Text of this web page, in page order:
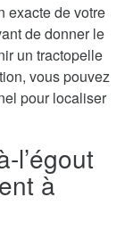
exacte de votre
de donner le
un tractopelle
vous pouvez
pour localiser
l’égout
à